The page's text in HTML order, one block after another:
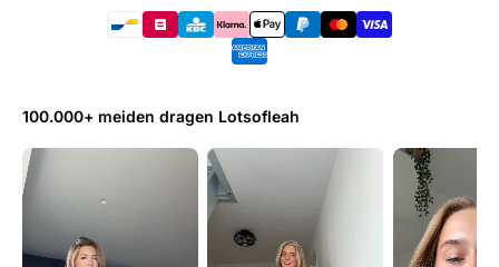
100.000+ meiden dragen Lotsofleah